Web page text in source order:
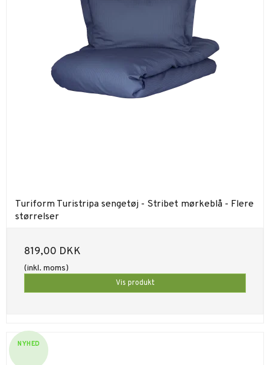
Turiform Turistripa sengetøj - Stribet mørkeblå - Flere
størrelser
819,00 DKK
(inkl. moms)
Vis produkt
NYHED